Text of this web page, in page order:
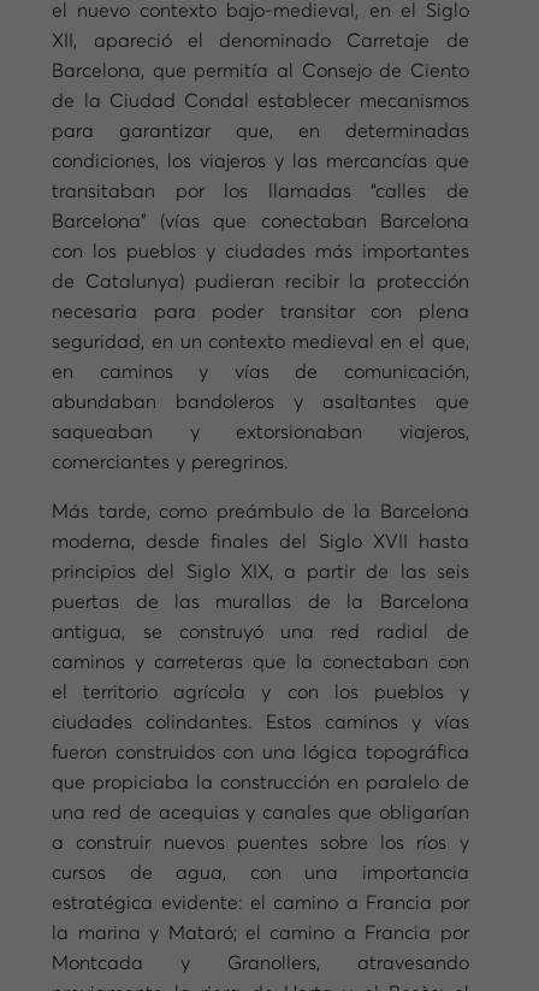
el nuevo contexto bajo-medieval, en el Siglo
XII, apareció el denominado Carretaje de
Barcelona, que permitía al Consejo de Ciento
de la Ciudad Condal establecer mecanismos
para garantizar que, en determinadas
condiciones, los viajeros y las mercancías que
transitaban por los llamadas “calles de
Barcelona” (vías que conectaban Barcelona
con los pueblos y ciudades más importantes
de Catalunya) pudieran recibir la protección
necesaria para poder transitar con plena
seguridad, en un contexto medieval en el que,
en caminos y vías de comunicación,
abundaban bandoleros y asaltantes que
saqueaban y extorsionaban viajeros,
comerciantes y peregrinos.
Más tarde, como preámbulo de la Barcelona
moderna, desde finales del Siglo XVII hasta
principios del Siglo XIX, a partir de las seis
puertas de las murallas de la Barcelona
antigua, se construyó una red radial de
caminos y carreteras que la conectaban con
el territorio agrícola y con los pueblos y
ciudades colindantes. Estos caminos y vías
fueron construidos con una lógica topográfica
que propiciaba la construcción en paralelo de
una red de acequias y canales que obligarían
a construir nuevos puentes sobre los ríos y
cursos de agua, con una importancia
estratégica evidente: el camino a Francia por
la marina y Mataró; el camino a Francia por
Montcada y Granollers, atravesando